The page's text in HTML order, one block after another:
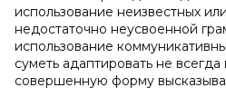
использование неизвестных
недостаточно неусвоенной
использование
суметь адаптировать не
совершенную форму